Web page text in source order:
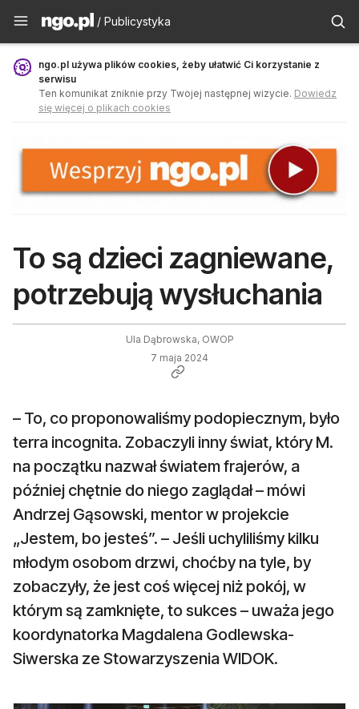
Publicystyka - ngo.pl
/ Publicystyka
ngo.pl używa plików cookies, żeby ułatwić Ci korzystanie z
serwisu
Ten komunikat zniknie przy Twojej następnej wizycie. Dowiedz
się więcej o plikach cookies
To są dzieci zagniewane,
potrzebują wysłuchania
Ula Dąbrowska, OWOP
7 maja 2024
– To, co proponowaliśmy podopiecznym, było
terra incognita. Zobaczyli inny świat, który M.
na początku nazwał światem frajerów, a
później chętnie do niego zaglądał – mówi
Andrzej Gąsowski, mentor w projekcie
„Jestem, bo jesteś”. – Jeśli uchyliliśmy kilku
młodym osobom drzwi, choćby na tyle, by
zobaczyły, że jest coś więcej niż pokój, w
którym są zamknięte, to sukces – uważa jego
koordynatorka Magdalena Godlewska-
Siwerska ze Stowarzyszenia WIDOK.